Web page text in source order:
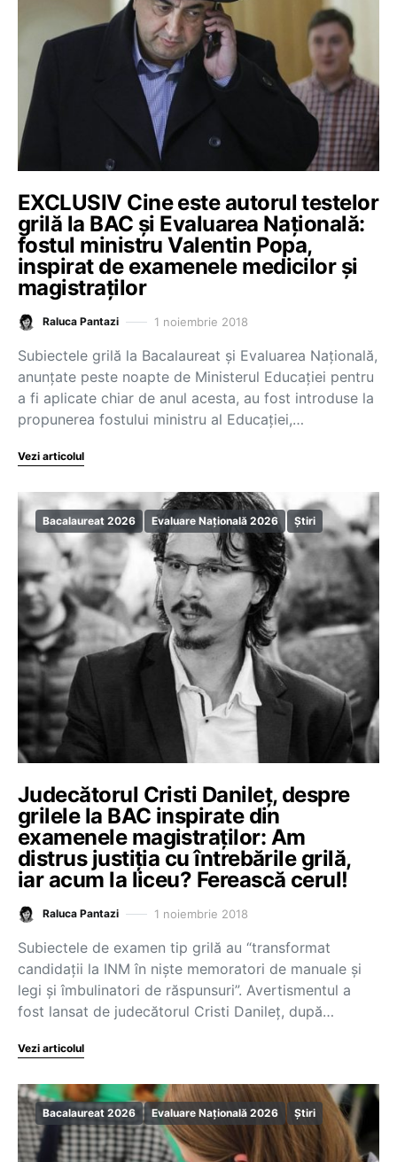
EXCLUSIV Cine este autorul testelor
grilă la BAC și Evaluarea Națională:
fostul ministru Valentin Popa,
inspirat de examenele medicilor și
magistraților
Raluca Pantazi 1 noiembrie 2018
Subiectele grilă la Bacalaureat și Evaluarea Națională,
anunțate peste noapte de Ministerul Educației pentru
a fi aplicate chiar de anul acesta, au fost introduse la
propunerea fostului ministru al Educației,…
Vezi articolul
Bacalaureat 2026 Evaluare Națională 2026 Știri
Judecătorul Cristi Danileț, despre
grilele la BAC inspirate din
examenele magistraților: Am
distrus justiția cu întrebările grilă,
iar acum la liceu? Ferească cerul!
Raluca Pantazi 1 noiembrie 2018
Subiectele de examen tip grilă au “transformat
candidații la INM în niște memoratori de manuale și
legi și îmbulinatori de răspunsuri”. Avertismentul a
fost lansat de judecătorul Cristi Danileț, după…
Vezi articolul
Bacalaureat 2026 Evaluare Națională 2026 Știri